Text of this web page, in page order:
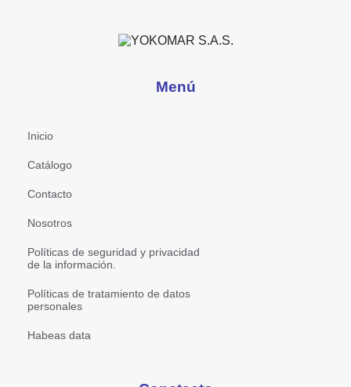
Menú
Inicio
Catálogo
Contacto
Nosotros
Políticas de seguridad y privacidad
de la información.
Políticas de tratamiento de datos
personales
Habeas data